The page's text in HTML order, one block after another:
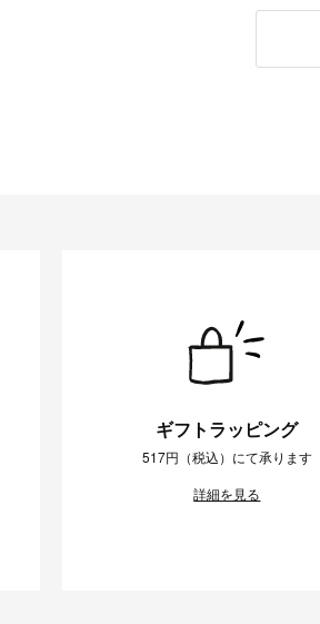
ギフトラッピング
517円（税込）にて承ります
詳細を見る